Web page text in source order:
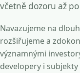
včetně dozoru až
Navazujeme na
rozšiřujeme a
významnými
developery i